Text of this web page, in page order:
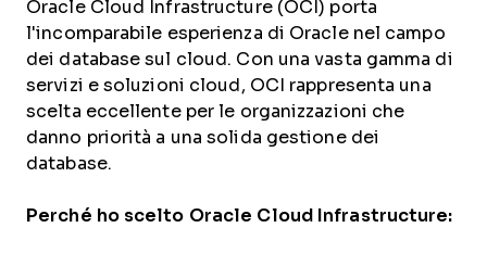
Oracle Cloud Infrastructure (OCI) porta
l'incomparabile esperienza di Oracle nel campo
dei database sul cloud. Con una vasta gamma di
servizi e soluzioni cloud, OCI rappresenta una
scelta eccellente per le organizzazioni che
danno priorità a una solida gestione dei
database.
Perché ho scelto Oracle Cloud Infrastructure: